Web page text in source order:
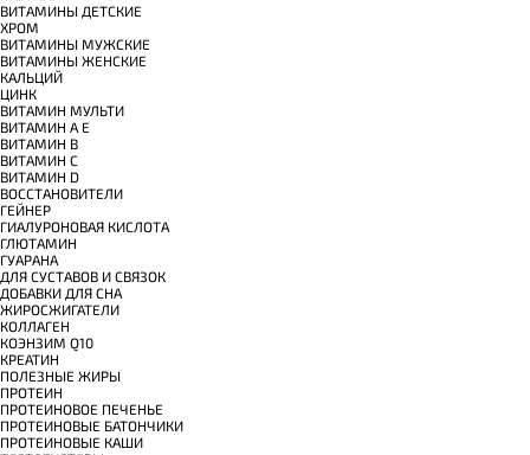
ВИТАМИНЫ ДЕТСКИЕ
ХРОМ
ВИТАМИНЫ МУЖСКИЕ
ВИТАМИНЫ ЖЕНСКИЕ
КАЛЬЦИЙ
ЦИНК
ВИТАМИН МУЛЬТИ
ВИТАМИН A E
ВИТАМИН B
ВИТАМИН C
ВИТАМИН D
ВОССТАНОВИТЕЛИ
ГЕЙНЕР
ГИАЛУРОНОВАЯ КИСЛОТА
ГЛЮТАМИН
ГУАРАНА
ДЛЯ СУСТАВОВ И СВЯЗОК
ДОБАВКИ ДЛЯ СНА
ЖИРОСЖИГАТЕЛИ
КОЛЛАГЕН
КОЭНЗИМ Q10
КРЕАТИН
ПОЛЕЗНЫЕ ЖИРЫ
ПРОТЕИН
ПРОТЕИНОВОЕ ПЕЧЕНЬЕ
ПРОТЕИНОВЫЕ БАТОНЧИКИ
ПРОТЕИНОВЫЕ КАШИ